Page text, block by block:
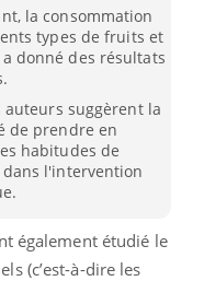
la consommation
types de fruits et
donné des résultats
auteurs suggèrent la
de prendre en
habitudes de
l'intervention
également étudié le
(c’est-à-dire les